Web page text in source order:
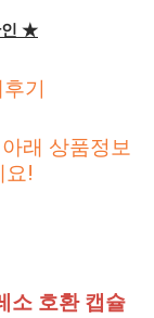
인 ★
기
래 상품정보
요!
소 호환 캡슐